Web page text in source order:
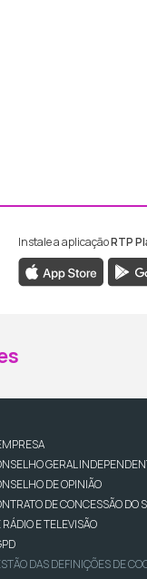
Madeira
RTP
Instale a aplicaçãoRTP
GERAL
DE OPINIÃO
DE CONCESSÃO DO
RÁDIO E TELEVISÃO
DAS DEFINIÇÕES DE